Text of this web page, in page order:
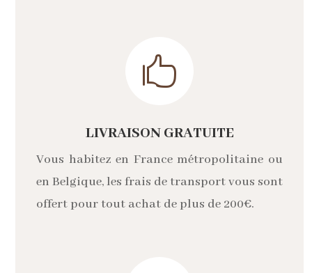

LIVRAISON GRATUITE
Vous habitez en France métropolitaine ou
en Belgique, les frais de transport vous sont
offert pour tout achat de plus de 200€.